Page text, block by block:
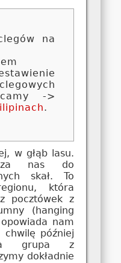
na
->
.
w głąb lasu.
nas do
skał. To
która
pocztówek z
(hanging
nam
chwilę później
grupa z
dokładnie